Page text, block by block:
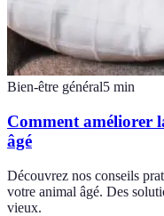
Bien-être général5 min
Comment améliorer
âgé
Découvrez nos conseils
votre animal âgé. Des
vieux.